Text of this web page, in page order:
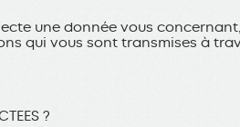
une donnée vous
qui vous sont transmises à
?